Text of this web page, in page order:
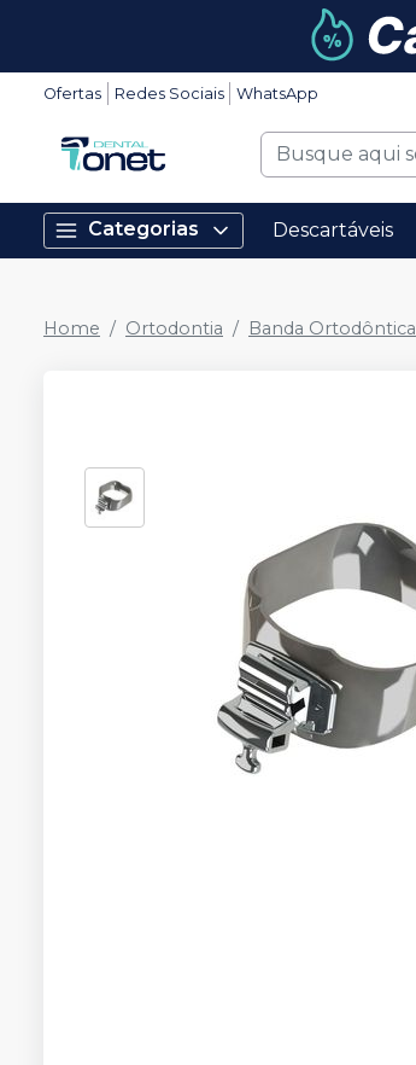
Ofertas Redes Sociais WhatsApp
Categorias Descartáveis
Home Ortodontia Banda Ortodôntica